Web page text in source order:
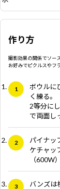
作り方
撮影効果の関係でソー
お好みでピクルスやフ
ボウルに
く練る。
2等分に
で両面し
パイナッ
ケチャッ
（600W
バンズは